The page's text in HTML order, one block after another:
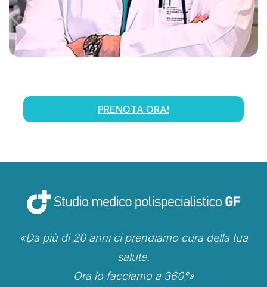
PRENOTA ORA!
«Da più di 20 anni ci prendiamo cura della tua
salute.
Ora lo facciamo a 360°»